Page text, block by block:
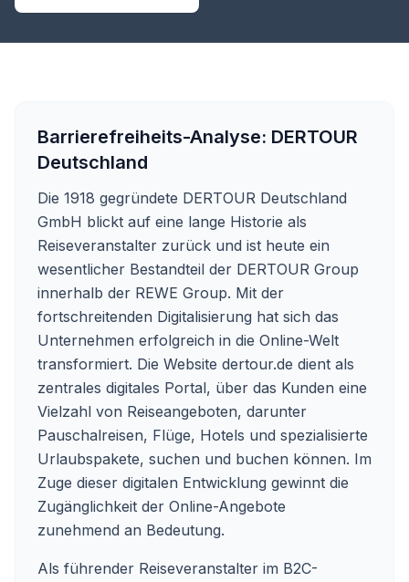
Barrierefreiheits-Analyse: DERTOUR
Deutschland
Die 1918 gegründete DERTOUR Deutschland
GmbH blickt auf eine lange Historie als
Reiseveranstalter zurück und ist heute ein
wesentlicher Bestandteil der DERTOUR Group
innerhalb der REWE Group. Mit der
fortschreitenden Digitalisierung hat sich das
Unternehmen erfolgreich in die Online-Welt
transformiert. Die Website dertour.de dient als
zentrales digitales Portal, über das Kunden eine
Vielzahl von Reiseangeboten, darunter
Pauschalreisen, Flüge, Hotels und spezialisierte
Urlaubspakete, suchen und buchen können. Im
Zuge dieser digitalen Entwicklung gewinnt die
Zugänglichkeit der Online-Angebote
zunehmend an Bedeutung.
Als führender Reiseveranstalter im B2C-